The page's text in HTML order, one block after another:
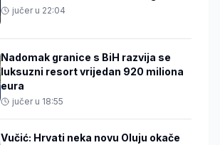
jučer u 22:04
Nadomak granice s BiH razvija se
luksuzni resort vrijedan 920 miliona
eura
jučer u 18:55
Vučić: Hrvati neka novu Oluju okače